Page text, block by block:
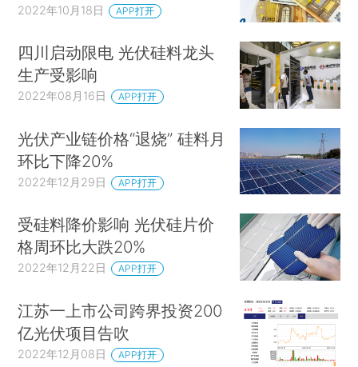
2022年10月18日 APP打开
四川启动限电 光伏硅料龙头
生产受影响
2022年08月16日 APP打开
光伏产业链价格“退烧” 硅料月
环比下降20%
2022年12月29日 APP打开
受硅料降价影响 光伏硅片价
格周环比大跌20%
2022年12月22日 APP打开
江苏一上市公司跨界投资200
亿光伏项目告吹
2022年12月08日 APP打开